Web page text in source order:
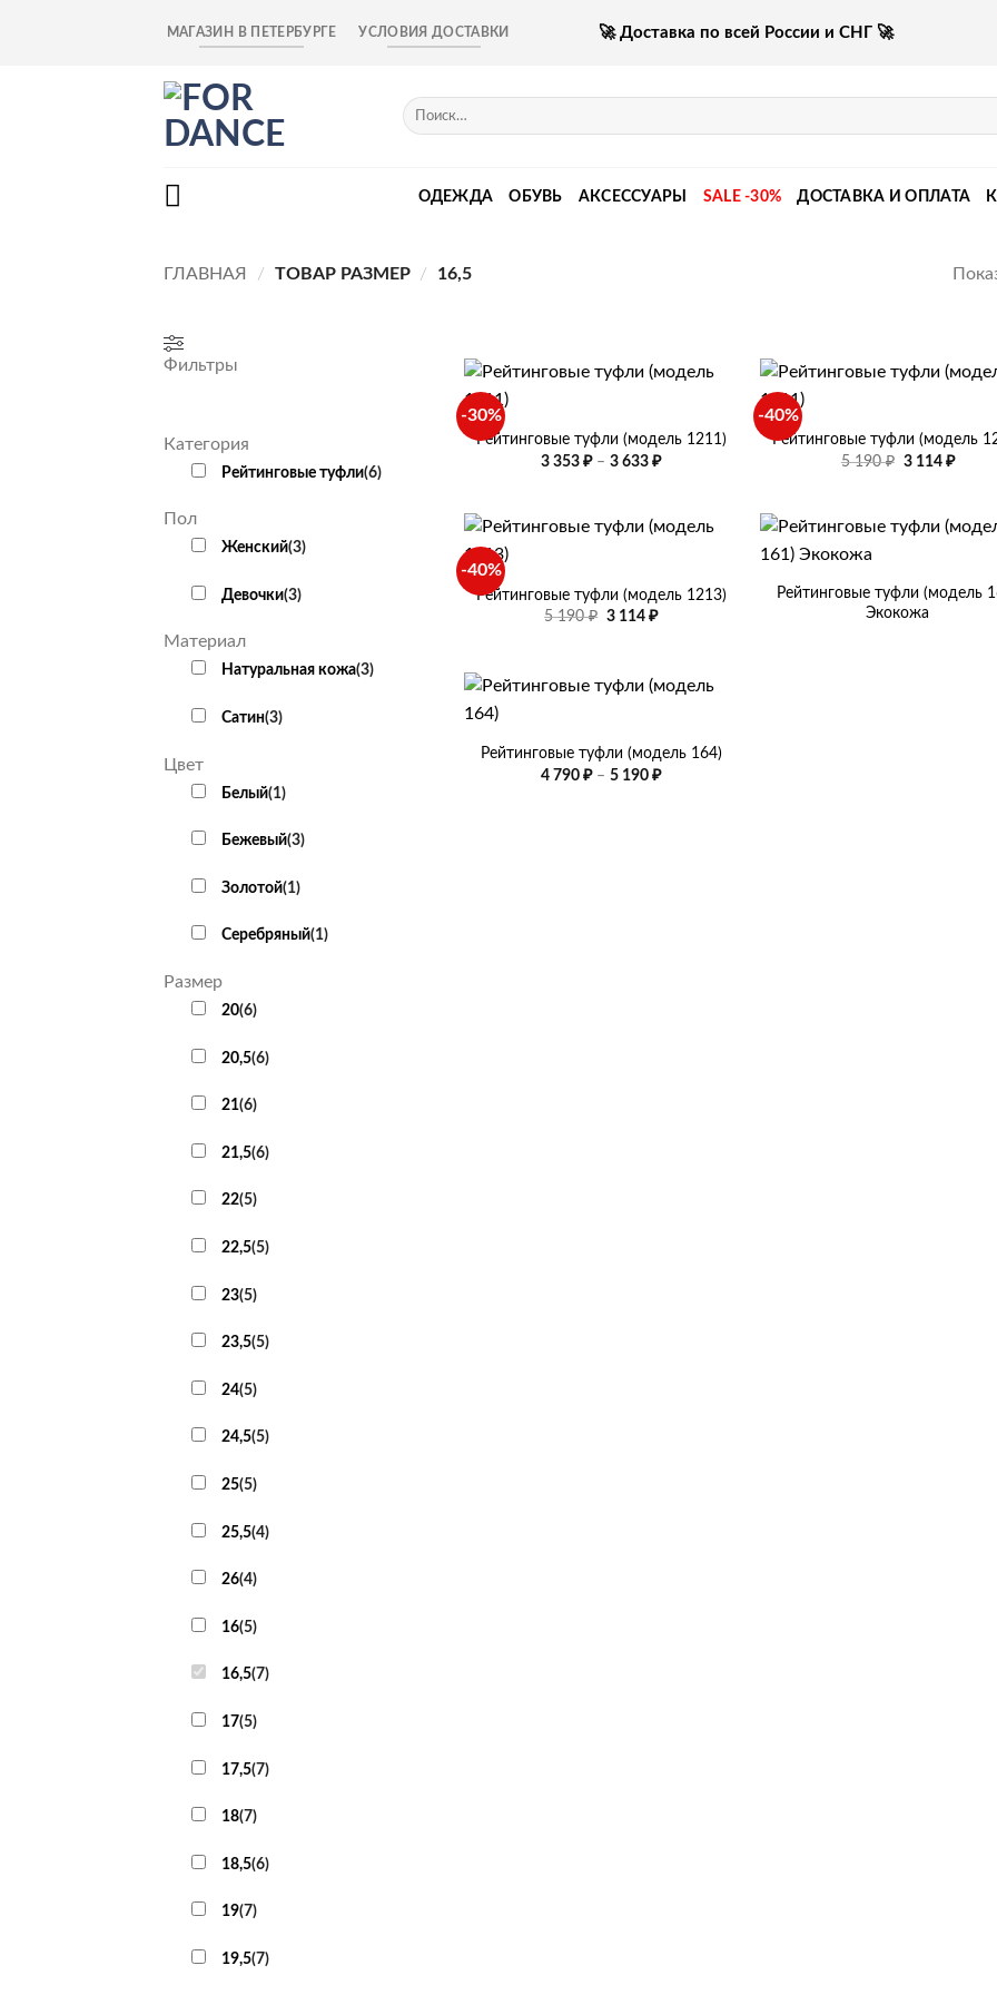
МАГАЗИН В ПЕТЕРБУРГЕ УСЛОВИЯ ДОСТАВКИ 🚀 Доставка по всей России и СНГ 🚀
Искать:
ОДЕЖДА ОБУВЬ АКСЕССУАРЫ SALE -30% ДОСТАВКА И ОПЛАТА
ГЛАВНАЯ / ТОВАР РАЗМЕР / 16,5
Фильтры
Категория
Рейтинговые туфли(6)
Пол
Женский(3)
Девочки(3)
Материал
Натуральная кожа(3)
Сатин(3)
Цвет
Белый(1)
Бежевый(3)
Золотой(1)
Серебряный(1)
Размер
20(6)
20,5(6)
21(6)
21,5(6)
22(5)
22,5(5)
23(5)
23,5(5)
24(5)
24,5(5)
25(5)
25,5(4)
26(4)
16(5)
16,5(7)
17(5)
17,5(7)
18(7)
18,5(6)
19(7)
19,5(7)
-30%
+
Рейтинговые туфли (модель 1211)
3 353₽ – 3 633₽Диапазон
–
3
-40%
+
Рейтинговые туфли (модель
5 190₽
190 ₽.
3 114₽
-40%
+
Рейтинговые туфли (модель 1213)
5 190₽ Первоначальная
190 ₽.
3 114₽Текущая
+
Рейтинговые туфли (модель
Экокожа
+
Рейтинговые туфли (модель 164)
4 790₽ – 5 190₽Диапазон